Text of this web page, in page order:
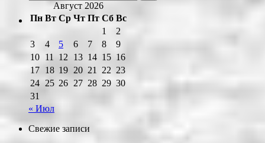
Август 2026
Пн Вт Ср Чт Пт Сб Вс
1
2
3
4 5 6 7 8
9
10 11 12 13 14 15 16
17 18 19 20 21 22 23
24 25 26 27 28 29 30
31
« Июл
Свежие записи